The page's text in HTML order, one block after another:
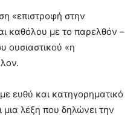
«επιστροφή στην
καθόλου με το παρελθόν –
ουσιαστικού «η
ευθύ και κατηγορηματικό
μια λέξη που δηλώνει την